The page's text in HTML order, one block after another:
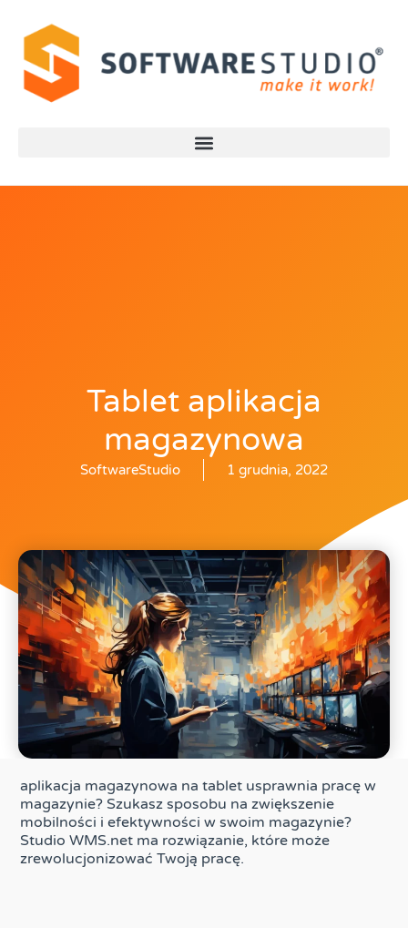
Tablet aplikacja
magazynowa
SoftwareStudio 1 grudnia, 2022
aplikacja magazynowa na tablet usprawnia pracę w
magazynie? Szukasz sposobu na zwiększenie
mobilności i efektywności w swoim magazynie?
Studio WMS.net ma rozwiązanie, które może
zrewolucjonizować Twoją pracę.